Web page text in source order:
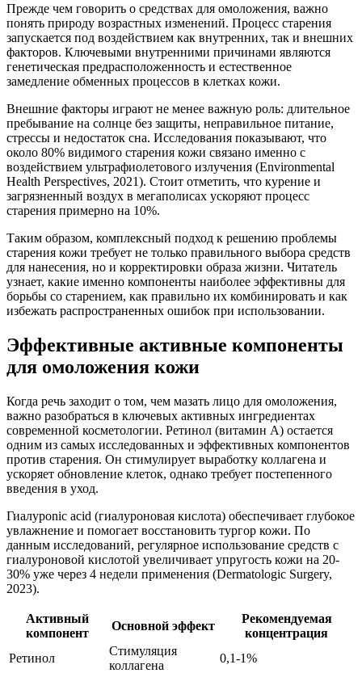
Прежде чем говорить о средствах для омоложения, важно
понять природу возрастных изменений. Процесс старения
запускается под воздействием как внутренних, так и внешних
факторов. Ключевыми внутренними причинами являются
генетическая предрасположенность и естественное
замедление обменных процессов в клетках кожи.
Внешние факторы играют не менее важную роль: длительное
пребывание на солнце без защиты, неправильное питание,
стрессы и недостаток сна. Исследования показывают, что
около 80% видимого старения кожи связано именно с
воздействием ультрафиолетового излучения (Environmental
Health Perspectives, 2021). Стоит отметить, что курение и
загрязненный воздух в мегаполисах ускоряют процесс
старения примерно на 10%.
Таким образом, комплексный подход к решению проблемы
старения кожи требует не только правильного выбора средств
для нанесения, но и корректировки образа жизни. Читатель
узнает, какие именно компоненты наиболее эффективны для
борьбы со старением, как правильно их комбинировать и как
избежать распространенных ошибок при использовании.
Эффективные активные компоненты
для омоложения кожи
Когда речь заходит о том, чем мазать лицо для омоложения,
важно разобраться в ключевых активных ингредиентах
современной косметологии. Ретинол (витамин А) остается
одним из самых исследованных и эффективных компонентов
против старения. Он стимулирует выработку коллагена и
ускоряет обновление клеток, однако требует постепенного
введения в уход.
Гиалурonic acid (гиалуроновая кислота) обеспечивает глубокое
увлажнение и помогает восстановить тургор кожи. По
данным исследований, регулярное использование средств с
гиалуроновой кислотой увеличивает упругость кожи на 20-
30% уже через 4 недели применения (Dermatologic Surgery,
2023).
Активный
компонент
Основной эффект
Рекомендуемая
концентрация
Ретинол
Стимуляция
коллагена
0,1-1%